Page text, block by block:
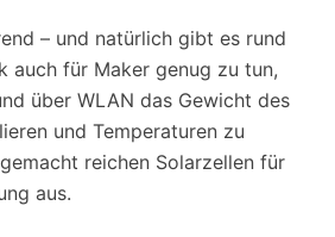
– und natürlich gibt es rund
auch für Maker genug zu tun,
über WLAN das Gewicht des
und Temperaturen zu
reichen Solarzellen für
aus.